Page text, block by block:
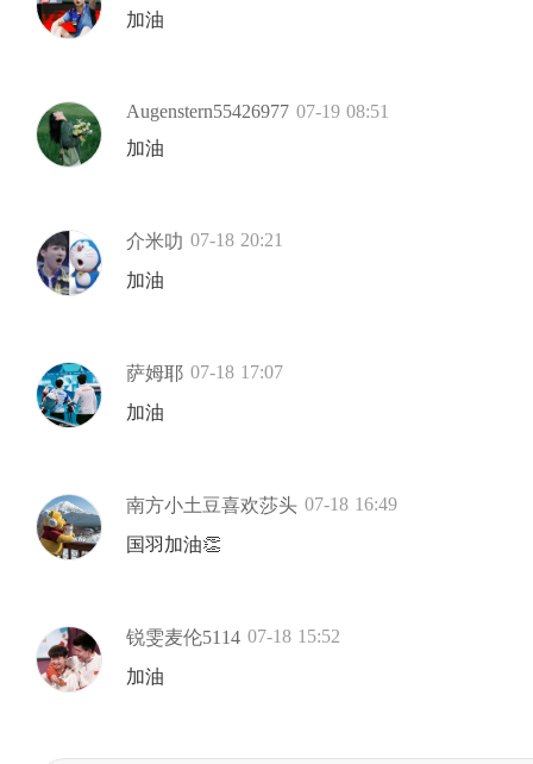
加油
Augenstern55426977 07-19 08:51
加油
介米叻 07-18 20:21
加油
萨姆耶 07-18 17:07
加油
南方小土豆喜欢莎头 07-18 16:49
国羽加油👏
锐雯麦伦5114 07-18 15:52
加油